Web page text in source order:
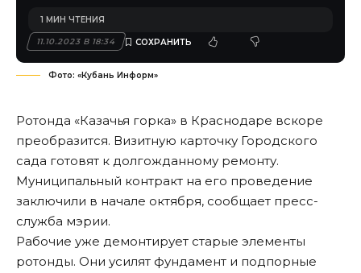
11.10.2023 В 18:34
1 МИН ЧТЕНИЯ
Фото: «Кубань Информ»
Ротонда «Казачья горка» в Краснодаре вскоре
преобразится. Визитную карточку Городского
сада готовят к долгожданному ремонту.
Муниципальный контракт на его проведение
заключили в начале октября, сообщает пресс-
служба мэрии.
Рабочие уже демонтирует старые элементы
ротонды. Они усилят фундамент и подпорные